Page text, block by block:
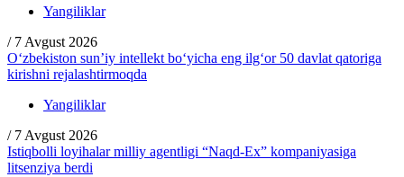
Yangiliklar
/ 7 Avgust 2026
O‘zbekiston sun’iy intellekt bo‘yicha eng ilg‘or 50 davlat qatoriga
kirishni rejalashtirmoqda
Yangiliklar
/ 7 Avgust 2026
Istiqbolli loyihalar milliy agentligi “Naqd-Ex” kompaniyasiga
litsenziya berdi